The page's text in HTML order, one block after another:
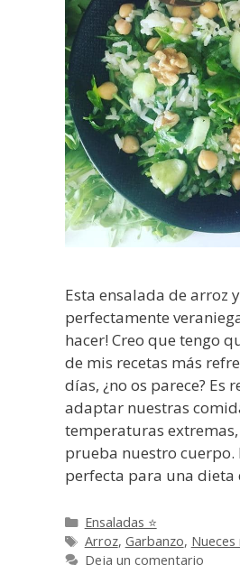
Esta ensalada de arroz
perfectamente
hacer! Creo que tengo
de mis recetas más
días, ¿no os parece?
adaptar nuestras
temperaturas
prueba nuestro cuerpo.
perfecta para una dieta
Categorías
Ensaladas ⭐
Etiquetas
Arroz, Garbanzo,
Deja un comentario